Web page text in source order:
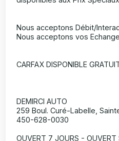
Nous acceptons Débit/
Nous acceptons vos
CARFAX DISPONIBLE
DEMIRCI AUTO
259 Boul. Curé-Labelle,
450-628-0030
OUVERT 7 JOURS - OUVERT